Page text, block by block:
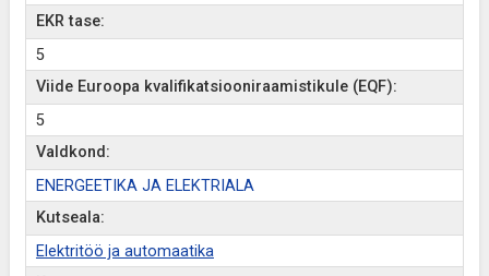
EKR tase:
5
Viide Euroopa kvalifikatsiooniraamistikule (EQF):
5
Valdkond:
ENERGEETIKA JA ELEKTRIALA
Kutseala:
Elektritöö ja automaatika